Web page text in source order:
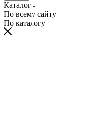
Каталог
По всему сайту
По каталогу